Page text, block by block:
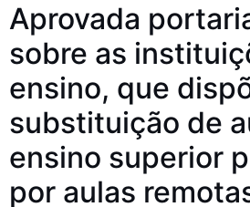
Aprovada
sobre as
ensino, que
substituição de
ensino superior
por aulas